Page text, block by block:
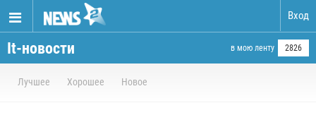
Вход
It-новости в мою ленту 2826
Лучшее Хорошее Новое